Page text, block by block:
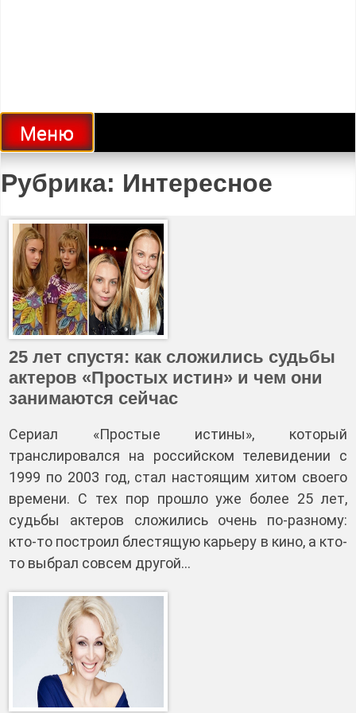
Меню
Рубрика: Интересное
25 лет спустя: как сложились судьбы
актеров «Простых истин» и чем они
занимаются сейчас
Сериал «Простые истины», который
транслировался на российском телевидении с
1999 по 2003 год, стал настоящим хитом своего
времени. С тех пор прошло уже более 25 лет,
судьбы актеров сложились очень по-разному:
кто-то построил блестящую карьеру в кино, а кто-
то выбрал совсем другой…